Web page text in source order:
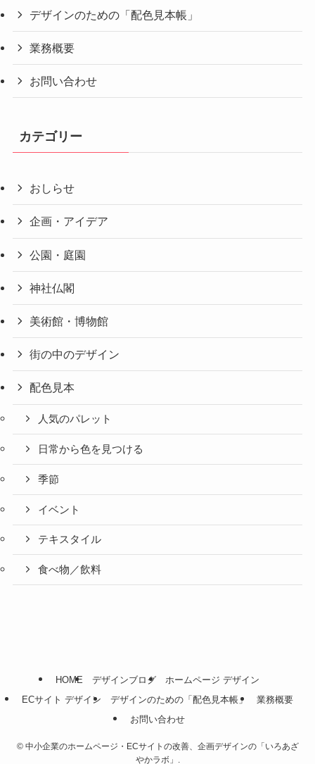
デザインのための「配色見本帳」
業務概要
お問い合わせ
カテゴリー
おしらせ
企画・アイデア
公園・庭園
神社仏閣
美術館・博物館
街の中のデザイン
配色見本
人気のパレット
日常から色を見つける
季節
イベント
テキスタイル
食べ物／飲料
HOME デザインブログ
ホームページ デザイン
ECサイト デザイン
デザインのための「配色見本帳」
業務概要
お問い合わせ
©中小企業のホームページ・ECサイトの改善、企画デザインの「いろあざ
やかラボ」.